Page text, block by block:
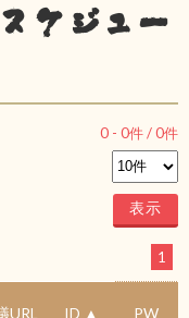
ケジュー
0 - 0件 /0件
1
URL ID ▲ PW